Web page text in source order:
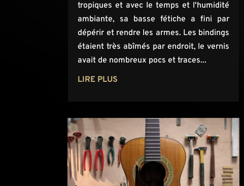
tropiques et avec le temps et l'humidité
ambiante, sa basse fétiche a fini par
dépérir et rendre les armes. Les bindings
étaient très abîmés par endroit, le vernis
avait de nombreux pocs et traces...
LIRE PLUS